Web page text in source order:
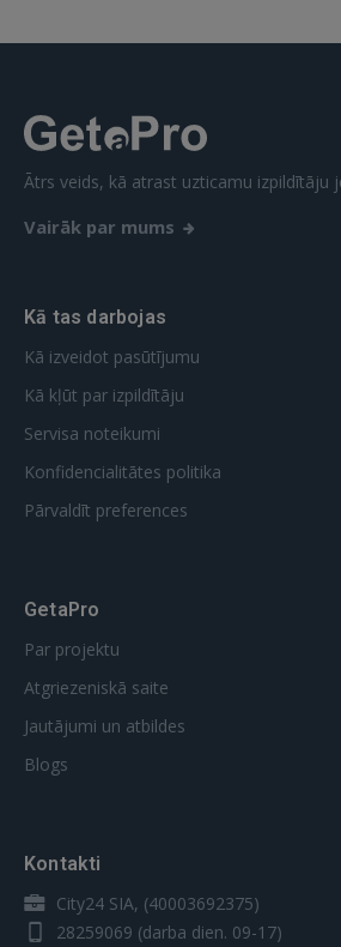
GOOGLE
Ātrs veids, kā atrast uzticamu izpildītāju
Vairāk par mums
Kā tas darbojas
Kā izveidot pasūtījumu
Kā kļūt par izpildītāju
Servisa noteikumi
Konfidencialitātes politika
Pārvaldīt preferences
GetaPro
Par projektu
Atgriezeniskā saite
Jautājumi un atbildes
Blogs
Kontakti
City24 SIA, (40003692375)
28259069 (darba dien. 09-17)